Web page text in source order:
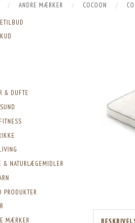
ANDRE MÆRKER COCOON
& DUFTE
& NATURLÆGEMIDLER
PRODUKTER
MÆRKER